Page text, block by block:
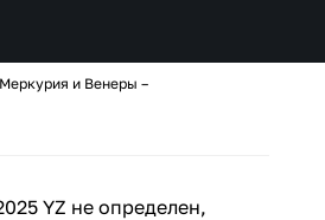
и Венеры –
YZ не определен,